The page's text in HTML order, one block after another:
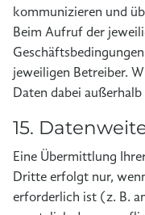
kommunizieren und
Beim Aufruf der
jeweiligen Betreiber.
Daten dabei
15.
Eine Übermittlung
Dritte erfolgt nur,
erforderlich ist (z. B.